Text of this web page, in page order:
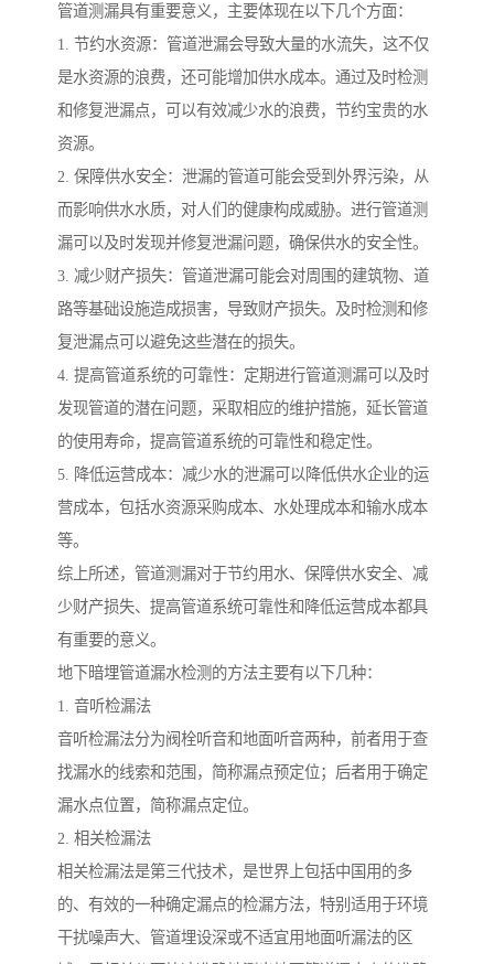
管道测漏具有重要意义，主要体现在以下几个方面：
1. 节约水资源：管道泄漏会导致大量的水流失，这不仅
是水资源的浪费，还可能增加供水成本。通过及时检测
和修复泄漏点，可以有效减少水的浪费，节约宝贵的水
资源。
2. 保障供水安全：泄漏的管道可能会受到外界污染，从
而影响供水水质，对人们的健康构成威胁。进行管道测
漏可以及时发现并修复泄漏问题，确保供水的安全性。
3. 减少财产损失：管道泄漏可能会对周围的建筑物、道
路等基础设施造成损害，导致财产损失。及时检测和修
复泄漏点可以避免这些潜在的损失。
4. 提高管道系统的可靠性：定期进行管道测漏可以及时
发现管道的潜在问题，采取相应的维护措施，延长管道
的使用寿命，提高管道系统的可靠性和稳定性。
5. 降低运营成本：减少水的泄漏可以降低供水企业的运
营成本，包括水资源采购成本、水处理成本和输水成本
等。
综上所述，管道测漏对于节约用水、保障供水安全、减
少财产损失、提高管道系统可靠性和降低运营成本都具
有重要的意义。
地下暗埋管道漏水检测的方法主要有以下几种：
1. 音听检漏法
音听检漏法分为阀栓听音和地面听音两种，前者用于查
找漏水的线索和范围，简称漏点预定位；后者用于确定
漏水点位置，简称漏点定位。
2. 相关检漏法
相关检漏法是第三代技术，是世界上包括中国用的多
的、有效的一种确定漏点的检漏方法，特别适用于环境
干扰噪声大、管道埋设深或不适宜用地面听漏法的区